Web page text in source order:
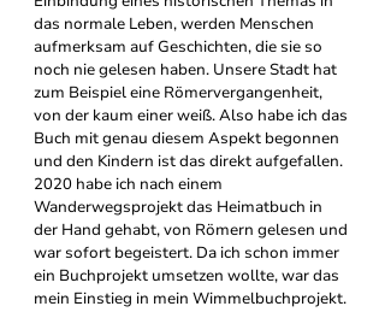
das normale Leben, werden Menschen
aufmerksam auf Geschichten, die sie so
noch nie gelesen haben. Unsere Stadt hat
zum Beispiel eine Römervergangenheit,
von der kaum einer weiß. Also habe ich das
Buch mit genau diesem Aspekt begonnen
und den Kindern ist das direkt aufgefallen.
2020 habe ich nach einem
Wanderwegsprojekt das Heimatbuch in
der Hand gehabt, von Römern gelesen und
war sofort begeistert. Da ich schon immer
ein Buchprojekt umsetzen wollte, war das
mein Einstieg in mein Wimmelbuchprojekt.